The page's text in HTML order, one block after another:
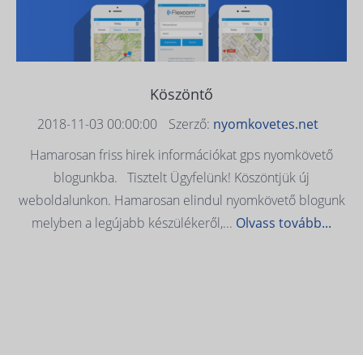
Köszöntő
2018-11-03 00:00:00 Szerző: nyomkovetes.net
Hamarosan friss hirek információkat gps nyomkövető
blogunkba. Tisztelt Ügyfelünk! Köszöntjük új
weboldalunkon. Hamarosan elindul nyomkövető blogunk
melyben a legújabb készülékeről,... Olvass tovább...